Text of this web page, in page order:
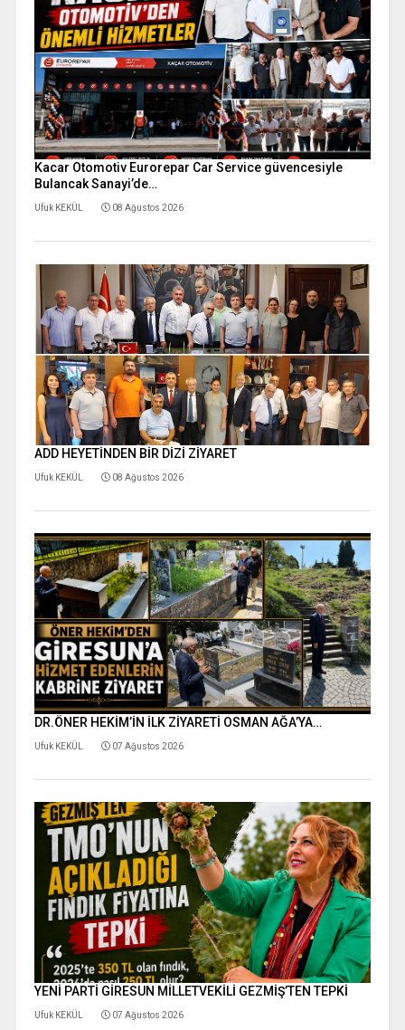
Kacar Otomotiv Eurorepar Car Service güvencesiyle
Bulancak Sanayi’de…
Ufuk KEKÜL 08 Ağustos 2026
ADD HEYETİNDEN BİR DİZİ ZİYARET
Ufuk KEKÜL 08 Ağustos 2026
DR.ÖNER HEKİM’İN İLK ZİYARETİ OSMAN AĞA’YA…
Ufuk KEKÜL 07 Ağustos 2026
YENİ PARTİ GİRESUN MİLLETVEKİLİ GEZMİŞ’TEN TEPKİ
Ufuk KEKÜL 07 Ağustos 2026